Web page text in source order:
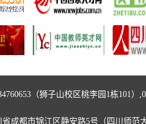
（狮子山校区桃李园1栋101）
成都市锦江区静安路5号（四川师范